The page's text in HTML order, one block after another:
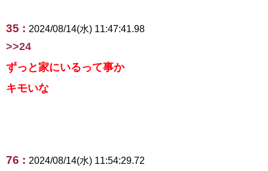
35 : 2024/08/14(水) 11:47:41.98
>>24
ずっと家にいるって事か
キモいな
76 : 2024/08/14(水) 11:54:29.72